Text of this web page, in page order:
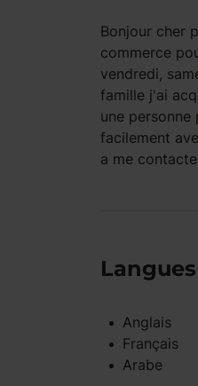
Bonjour cher
commerce
vendredi,
famille j'ai
une
facilement
a me
Anglais
Français
Arabe